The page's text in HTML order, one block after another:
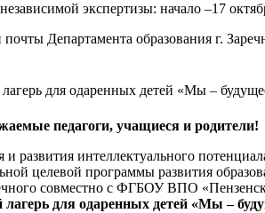
экспертизы: начало –17
Департамента образования г.
для одаренных детей «Мы –
педагоги, учащиеся и родители!
и развития интеллектуального
целевой программы развития
совместно с ФГБОУ ВПО
для одаренных детей «Мы –